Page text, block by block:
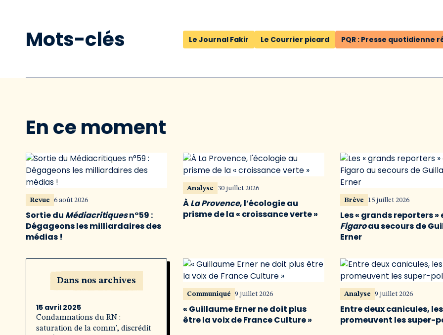
Mots-clés Le Journal Fakir Le Courrier picard PQR : Presse quotidienne
En ce moment
Revue 6 août 2026
Sortie du Médiacritiquesn°59 :
Dégageons les milliardaires des
médias !
Analyse 30 juillet 2026
ÀLa Provence, l’écologie au
prisme de la « croissance verte »
Brève 15 juillet 2026
Les « grands reporters »
Figaroau secours de
Erner
Dans nos archives
15 avril 2025
Condamnations du RN :
saturation de la comm’, discrédit
Communiqué 9 juillet 2026
« Guillaume Erner ne doit plus
être la voix de France Culture »
Analyse 9 juillet 2026
Entre deux canicules,
promeuvent les super-